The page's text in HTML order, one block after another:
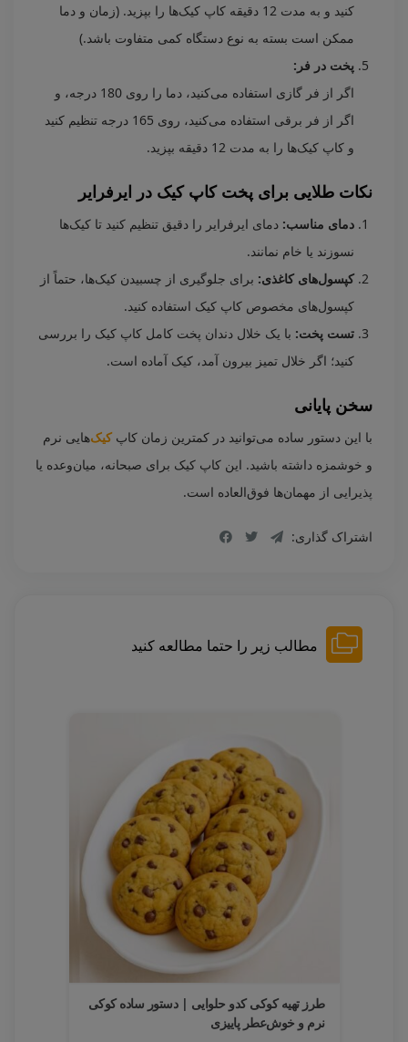
کنید و به مدت 12 دقیقه کاپ کیک‌ها را بپزید. (زمان و دما
ممکن است بسته به نوع دستگاه کمی متفاوت باشد.)
پخت در فر:
اگر از فر گازی استفاده می‌کنید، دما را روی 180 درجه، و
اگر از فر برقی استفاده می‌کنید، روی 165 درجه تنظیم کنید
و کاپ کیک‌ها را به مدت 12 دقیقه بپزید.
نکات طلایی برای پخت کاپ کیک در ایرفرایر
دمای مناسب: دمای ایرفرایر را دقیق تنظیم کنید تا کیک‌ها
نسوزند یا خام نمانند.
کپسول‌های کاغذی: برای جلوگیری از چسبیدن کیک‌ها، حتماً از
کپسول‌های مخصوص کاپ کیک استفاده کنید.
تست پخت: با یک خلال دندان پخت کامل کاپ کیک را بررسی
کنید؛ اگر خلال تمیز بیرون آمد، کیک آماده است.
سخن پایانی
با این دستور ساده می‌توانید در کمترین زمان کاپکیک‌هایی نرم
و خوشمزه داشته باشید. این کاپ کیک برای صبحانه، میان‌وعده یا
پذیرایی از مهمان‌ها فوق‌العاده است.
اشتراک گذاری:
مطالب زیر را حتما مطالعه کنید
طرز تهیه کوکی کدو حلوایی | دستور ساده کوکی
نرم و خوش‌عطر پاییزی